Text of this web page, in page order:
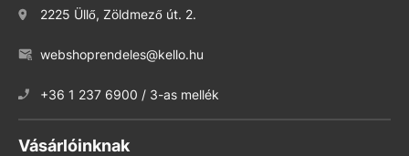
2225 Üllő, Zöldmező út. 2.
webshoprendeles@kello.hu
+36 1 237 6900 / 3-as mellék
Vásárlóinknak